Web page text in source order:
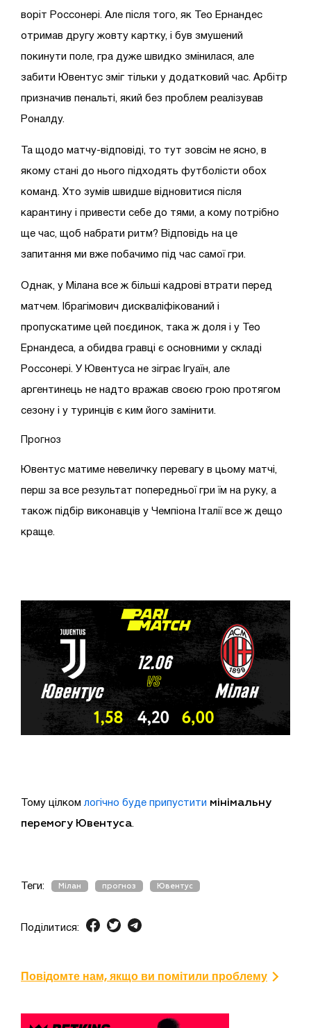
воріт Россонері. Але після того, як Тео Ернандес
отримав другу жовту картку, і був змушений
покинути поле, гра дуже швидко змінилася, але
забити Ювентус зміг тільки у додатковий час. Арбітр
призначив пенальті, який без проблем реалізував
Роналду.
Та щодо матчу-відповіді, то тут зовсім не ясно, в
якому стані до нього підходять футболісти обох
команд. Хто зумів швидше відновитися після
карантину і привести себе до тями, а кому потрібно
ще час, щоб набрати ритм? Відповідь на це
запитання ми вже побачимо під час самої гри.
Однак, у Мілана все ж більші кадрові втрати перед
матчем. Ібрагімович дискваліфікований і
пропускатиме цей поєдинок, така ж доля і у Тео
Ернандеса, а обидва гравці є основними у складі
Россонері. У Ювентуса не зіграє Ігуаїн, але
аргентинець не надто вражав своєю грою протягом
сезону і у туринців є ким його замінити.
Прогноз
Ювентус матиме невеличку перевагу в цьому матчі,
перш за все результат попередньої гри їм на руку, а
також підбір виконавців у Чемпіона Італії все ж дещо
краще.
Тому цілком логічно буде припустити мінімальну
перемогу Ювентуса
Теги: Мілан прогноз Ювентус
Поділитися:
Повідомте нам, якщо ви помітили проблему